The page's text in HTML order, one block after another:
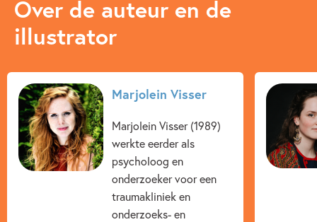
Over de auteur en de
illustrator
Marjolein Visser
Marjolein Visser (1989)
werkte eerder als
psycholoog en
onderzoeker voor een
traumakliniek en
onderzoeks- en